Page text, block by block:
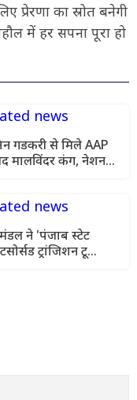
प्रेरणा का स्रोत बनेगी
में हर सपना पूरा हो
गडकरी से मिले AAP
मालविंदर कंग, नेशनल
ने 'पंजाब स्टेट
ट्रांजिशन टू